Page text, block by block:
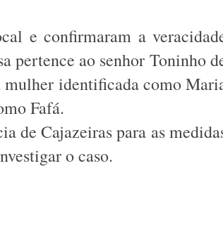
e confirmaram a
pertence ao senhor Toninho
mulher identificada como
Fafá.
de Cajazeiras para as
o caso.